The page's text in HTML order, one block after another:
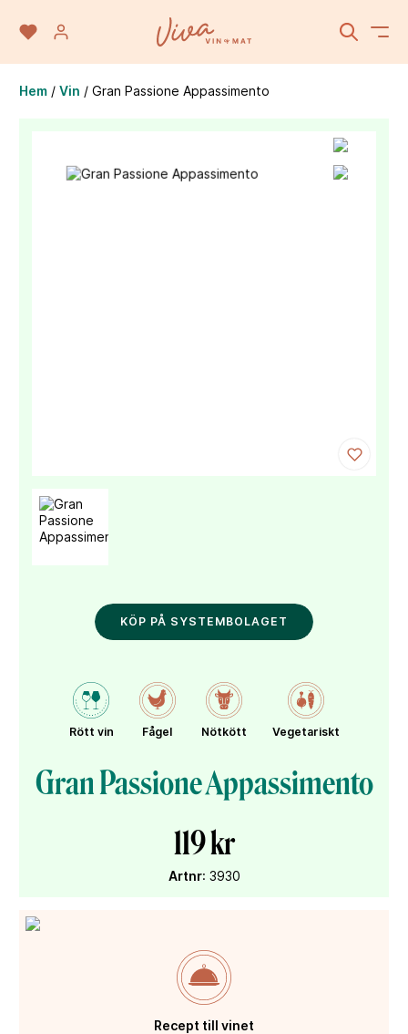
Hem / Vin / Gran Passione Appassimento
Gran Passione Appassimento
119 kr
Artnr: 3930
KÖP PÅ SYSTEMBOLAGET
Rött vin Fågel Nötkött Vegetariskt
Recept till vinet